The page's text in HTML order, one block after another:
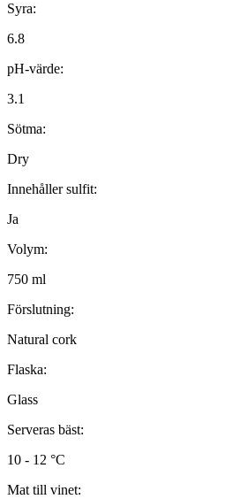
Syra:
6.8
pH-värde:
3.1
Sötma:
Dry
Innehåller sulfit:
Ja
Volym:
750 ml
Förslutning:
Natural cork
Flaska:
Glass
Serveras bäst:
10 - 12 °C
Mat till vinet: